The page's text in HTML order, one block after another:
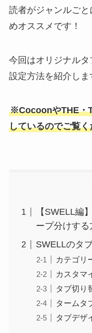
読者がジャンルご
めオススメです！
今回はオリジナル
設定方法を紹介しま
※CocoonやTHE・
しているのでご覧く
【SWELL編
ープ分けする
SWELLのタ
カテゴリ
カスタマ
タブ切り
タームタ
タブデザ